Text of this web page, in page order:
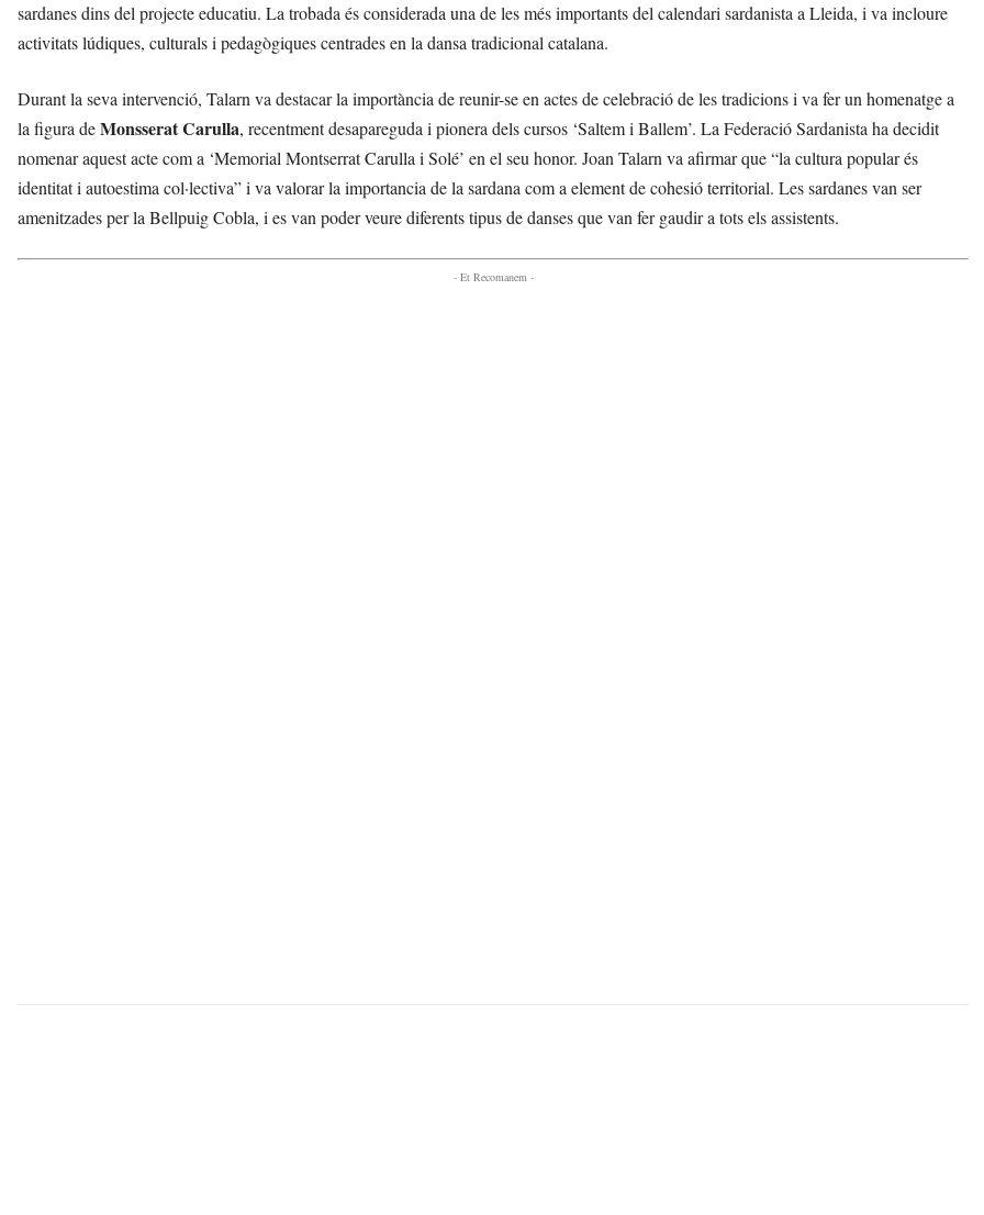
sardanes dins del projecte educatiu. La trobada és considerada una de les més importants del calendari sardanista a Lleida, i va incloure
activitats lúdiques, culturals i pedagògiques centrades en la dansa tradicional catalana.
Durant la seva intervenció, Talarn va destacar la importància de reunir-se en actes de celebració de les tradicions i va fer un homenatge a
la figura deMonsserat Carulla, recentment desapareguda i pionera dels cursos ‘Saltem i Ballem’. La Federació Sardanista ha decidit
nomenar aquest acte com a ‘Memorial Montserrat Carulla i Solé’ en el seu honor. Joan Talarn va afirmar que “la cultura popular és
identitat i autoestima col·lectiva” i va valorar la importancia de la sardana com a element de cohesió territorial. Les sardanes van ser
amenitzades per la Bellpuig Cobla, i es van poder veure diferents tipus de danses que van fer gaudir a tots els assistents.
- Et Recomanem -